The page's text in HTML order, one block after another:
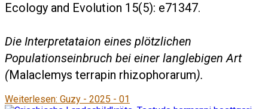
Ecology and Evolution 15(5): e71347.
Die Interpretataion eines plötzlichen
Populationseinbruch bei einer langlebigen Art
(Malaclemys terrapin rhizophorarum).
Weiterlesen: Guzy - 2025 - 01